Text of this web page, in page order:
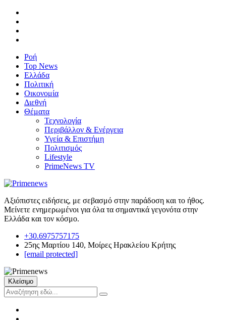
Ροή
Top News
Ελλάδα
Πολιτική
Οικονομία
Διεθνή
Θέματα
Τεχνολογία
Περιβάλλον & Ενέργεια
Υγεία & Επιστήμη
Πολιτισμός
Lifestyle
PrimeNews TV
Αξιόπιστες ειδήσεις, με σεβασμό στην παράδοση και το ήθος.
Μείνετε ενημερωμένοι για όλα τα σημαντικά γεγονότα στην
Ελλάδα και τον κόσμο.
+30.6975757175
25ης Μαρτίου 140, Μοίρες Ηρακλείου Κρήτης
[email protected]
Κλείσιμο